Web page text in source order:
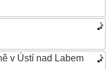
v Ústí nad Labem